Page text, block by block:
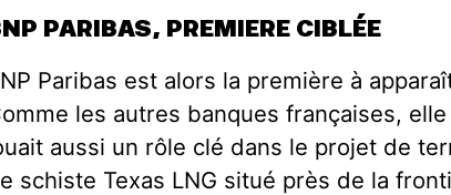
PARIBAS, PREMIERE CIBLÉE
Paribas est alors la première à
les autres banques françaises,
aussi un rôle clé dans le projet de
schiste Texas LNG situé près de la